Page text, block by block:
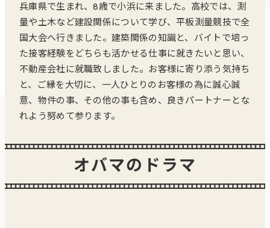
兵庫県で生まれ、8歳で小浜に来ました。高校では、測
量や土木など建設関係について学び、平板測量競技で全
国大会へ行きました。建築関係の知識と、バイトで培っ
た接客経験をどちらも活かせる仕事に就きたいと思い、
不動産会社に就職致しました。お客様に寄り添う気持ち
と、ご縁を大切に、一人ひとりのお客様の為に誠心誠
意、物件の事、その他の事も含め、良きパートナーとな
れよう努めて参ります。
オバマのドラマ